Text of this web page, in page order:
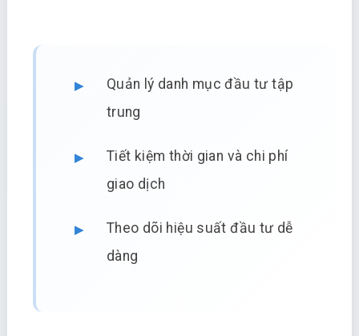
Quản lý danh mục đầu tư tập
trung
Tiết kiệm thời gian và chi phí
giao dịch
Theo dõi hiệu suất đầu tư dễ
dàng